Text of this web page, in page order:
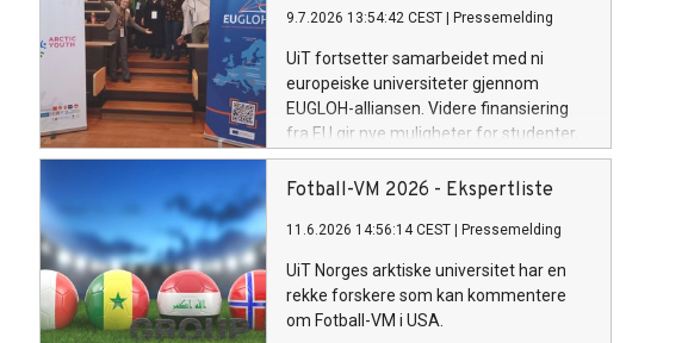
9.7.2026 13:54:42 CEST Pressemelding
UiT fortsetter samarbeidet med ni
europeiske universiteter gjennom
EUGLOH-alliansen. Videre finansiering
fra EU gir nye muligheter for studenter,
ansatte og forskningsmiljøer ved UiT.
Fotball-VM 2026 - Ekspertliste
11.6.2026 14:56:14 CEST Pressemelding
UiT Norges arktiske universitet har en
rekke forskere som kan kommentere
om Fotball-VM i USA.